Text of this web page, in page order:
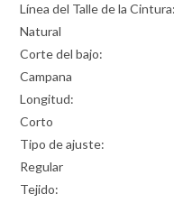
Línea del Talle de la Cintura:
Natural
Corte del bajo:
Campana
Longitud:
Corto
Tipo de ajuste:
Regular
Tejido: